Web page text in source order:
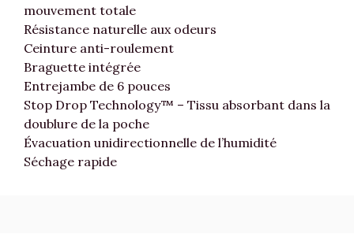
mouvement totale
Résistance naturelle aux odeurs
Ceinture anti-roulement
Braguette intégrée
Entrejambe de 6 pouces
Stop Drop Technology™ – Tissu absorbant dans la
doublure de la poche
Évacuation unidirectionnelle de l’humidité
Séchage rapide